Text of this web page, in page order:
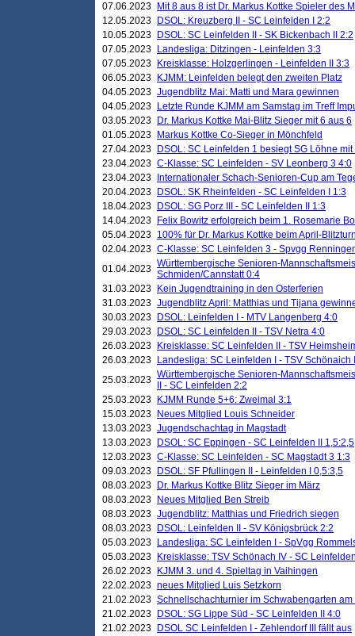
07.06.2023
Mit 8 aus 8 ist Dr. Markus Kottke Spieler des
12.05.2023
DSOL: Kreuzberg II - SC Leinfelden I 2:2
10.05.2023
DSOL: SC Leinfelden II - SK Bickenbach II 2:2
07.05.2023
Landesliga: Ditzingen - Leinfelden 3:3
07.05.2023
Kreisklasse: Holzgerlingen - Leinfelden II 3:3
06.05.2023
KJMM: Leinfelden belegt den zweiten Platz
04.05.2023 Jugendblitz Mai: Matti und Mara gewinnen
04.05.2023
Letzte Runde KJMM am Samstag im Treff
03.05.2023
Dr. Markus Kottke Mai-Blitz Sieger mit 6 aus 6
01.05.2023
Markus Kottke Co-Sieger in Mönchfeld
27.04.2023
DSOL: SC Leinfelden 1 besiegt SG Löhne mit
23.04.2023 C-Klasse: SC Leinfelden - SV Leonberg 3 4:0
23.04.2023
Internationaler Schach-Senioren-Cup am
20.04.2023
DSOL: SK Rheinfelden - SC Leinfelden I 1:3
18.04.2023
DSOL: SG Porz III - SC Leinfelden II 1:3
14.04.2023
Felix Bowitz erfolgreich beim 1. Rosemarie
05.04.2023 100% für Dr. Markus Kottke beim April-
02.04.2023 C-Klasse: SC Leinfelden 3 - Spvgg
01.04.2023 Württembergische Senioren-
Schmiden/Cannstatt 0:4
31.03.2023
Kein Jugendtraining in den Osterferien
31.03.2023 Jugendblitz April: Matthias und Tijana
30.03.2023
DSOL: Leinfelden I - MTV Langenberg 4:0
29.03.2023
DSOL: SC Leinfelden II - TSV Netra 4:0
26.03.2023
Kreisklasse: SC Leinfelden II - TSV
26.03.2023
Landesliga: SC Leinfelden I - TSV Schönaich
25.03.2023 Württembergische Senioren-
II - SC Leinfelden 2:2
25.03.2023
KJMM Runde 5+6: Zweimal 3:1
15.03.2023
Neues Mitglied Louis Schneider
13.03.2023 Jugendschachtag in Magstadt
13.03.2023
DSOL: SC Eppingen - SC Leinfelden II 1,5:2,5
12.03.2023 C-Klasse: SC Leinfelden - SC Magstadt 3 1:3
09.03.2023
DSOL: SF Pfullingen II - Leinfelden I 0,5:3,5
08.03.2023
Dr. Markus Kottke Blitz Sieger im März
08.03.2023
Neues Mitglied Ben Streib
08.03.2023 Jugendblitz: Matthias und Friedrich siegen
08.03.2023
DSOL: Leinfelden II - SV Königsbrück 2:2
05.03.2023
Landesliga: SC Leinfelden I - SpVgg
05.03.2023
Kreisklasse: TSV Schönach IV - SC
26.02.2023
KJMM 3. und 4. Spieltag in Vaihingen
22.02.2023 neues Mitglied Luis Setzkorn
21.02.2023 Schnellschachturnier im Schwabengarten
21.02.2023
DSOL: SG Lippe Süd - SC Leinfelden II 4:0
21.02.2023
DSOL SC Leinfelden I - Zehlendorf III fällt aus